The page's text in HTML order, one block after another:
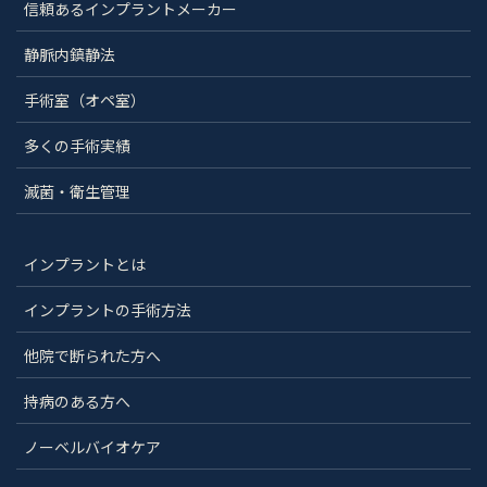
信頼あるインプラントメーカー
静脈内鎮静法
手術室（オペ室）
多くの手術実績
滅菌・衛生管理
インプラントとは
インプラントの手術方法
他院で断られた方へ
持病のある方へ
ノーベルバイオケア